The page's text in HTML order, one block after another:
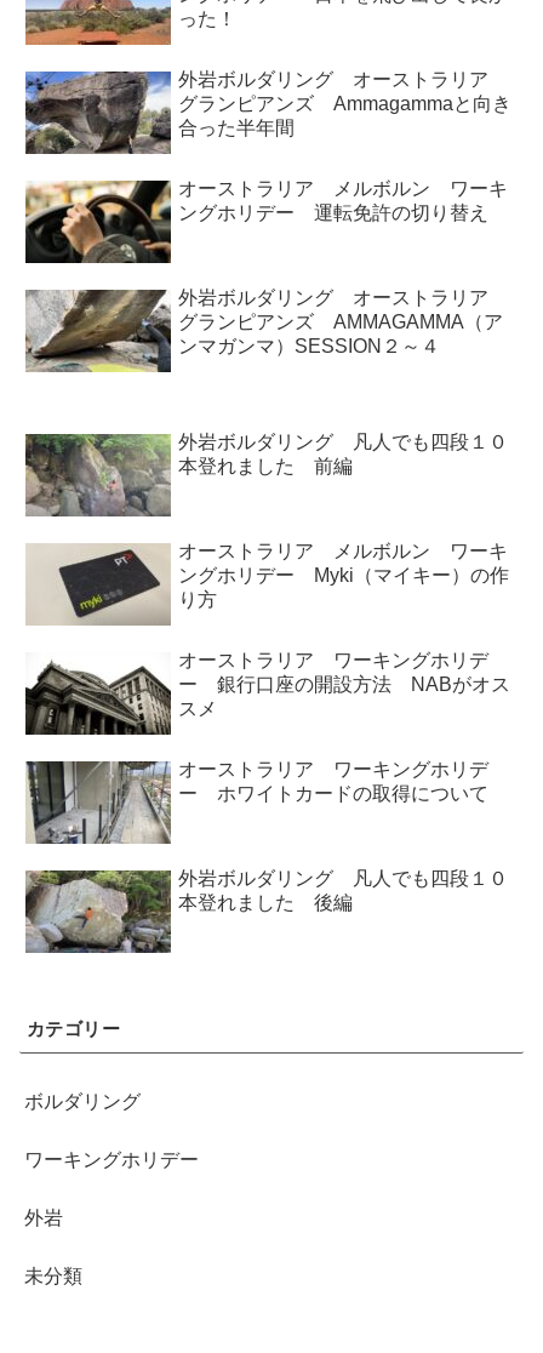
った！
外岩ボルダリング オーストラリア
グランピアンズ Ammagammaと向き
合った半年間
オーストラリア メルボルン ワーキ
ングホリデー 運転免許の切り替え
外岩ボルダリング オーストラリア
グランピアンズ AMMAGAMMA（ア
ンマガンマ）SESSION２～４
外岩ボルダリング 凡人でも四段１０
本登れました 前編
オーストラリア メルボルン ワーキ
ングホリデー Myki（マイキー）の作
り方
オーストラリア ワーキングホリデ
ー 銀行口座の開設方法 NABがオス
スメ
オーストラリア ワーキングホリデ
ー ホワイトカードの取得について
外岩ボルダリング 凡人でも四段１０
本登れました 後編
カテゴリー
ボルダリング
ワーキングホリデー
外岩
未分類